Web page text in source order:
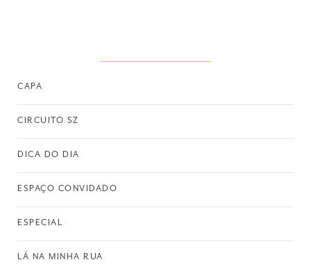
CAPA
CIRCUITO SZ
DICA DO DIA
ESPAÇO CONVIDADO
ESPECIAL
LÁ NA MINHA RUA